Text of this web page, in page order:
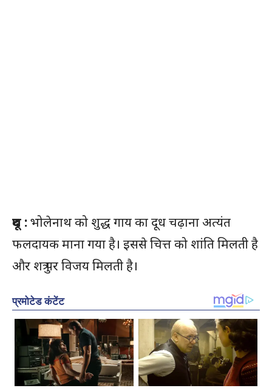
दूध :भोलेनाथ को शुद्ध गाय का दूध चढ़ाना अत्यंत
फलदायक माना गया है। इससे चित्त को शांति मिलती है
और शत्रु पर विजय मिलती है।